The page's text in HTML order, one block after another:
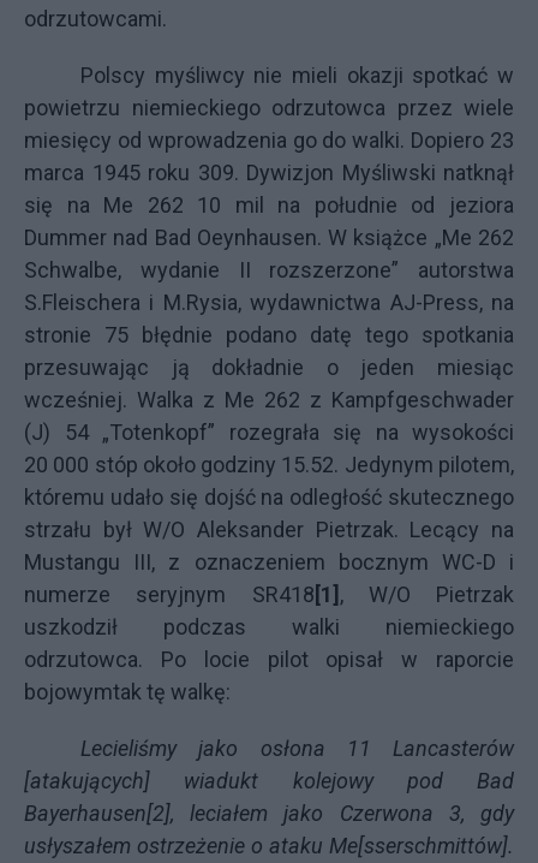
odrzutowcami.
Polscy myśliwcy nie mieli okazji spotkać w
powietrzu niemieckiego odrzutowca przez wiele
miesięcy od wprowadzenia go do walki. Dopiero 23
marca 1945 roku 309. Dywizjon Myśliwski natknął
się na Me 262 10 mil na południe od jeziora
Dummer nad Bad Oeynhausen. W książce „Me 262
Schwalbe, wydanie II rozszerzone” autorstwa
S.Fleischera i M.Rysia, wydawnictwa AJ-Press, na
stronie 75 błędnie podano datę tego spotkania
przesuwając ją dokładnie o jeden miesiąc
wcześniej. Walka z Me 262 z Kampfgeschwader
(J) 54 „Totenkopf” rozegrała się na wysokości
20 000 stóp około godziny 15.52. Jedynym pilotem,
któremu udało się dojść na odległość skutecznego
strzału był W/O Aleksander Pietrzak. Lecący na
Mustangu III, z oznaczeniem bocznym WC-D i
numerze seryjnym SR418[1] , W/O Pietrzak
uszkodził podczas walki niemieckiego
odrzutowca. Po locie pilot opisał w raporcie
bojowymtak tę walkę:
Lecieliśmy jako osłona 11 Lancasterów
[atakujących] wiadukt kolejowy pod Bad
Bayerhausen[2], leciałem jako Czerwona 3, gdy
usłyszałem ostrzeżenie o ataku Me[sserschmittów].